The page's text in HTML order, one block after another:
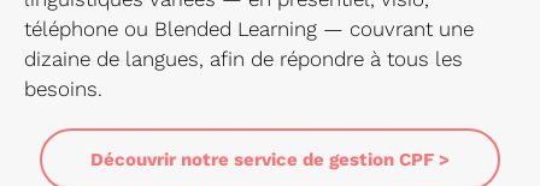
téléphone ou Blended Learning — couvrant une
dizaine de langues, afin de répondre à tous les
besoins.
Découvrir notre service de gestion CPF >